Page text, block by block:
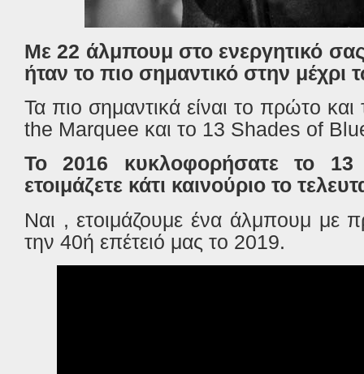
Με 22 άλμπουμ στο ενεργητικό
ήταν το πιο σημαντικό στην μέχρι
Τα πιο σημαντικά είναι το πρώτο και
the Marquee και το 13 Shades of
Το 2016 κυκλοφορήσατε το
ετοιμάζετε κάτι καινούριο το
Ναι , ετοιμάζουμε ένα άλμπουμ με
την 40ή επέτειό μας το 2019.